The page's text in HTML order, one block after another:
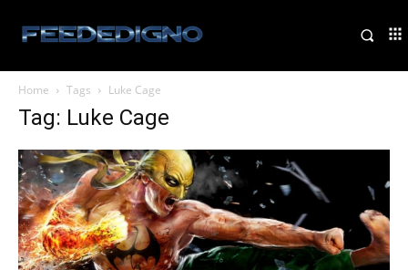
Home Tags Luke Cage
Tag: Luke Cage